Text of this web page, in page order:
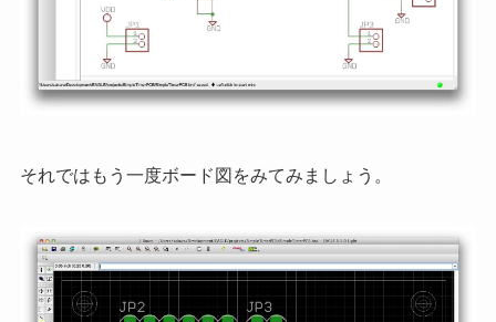
それではもう一度ボード図をみてみましょう。